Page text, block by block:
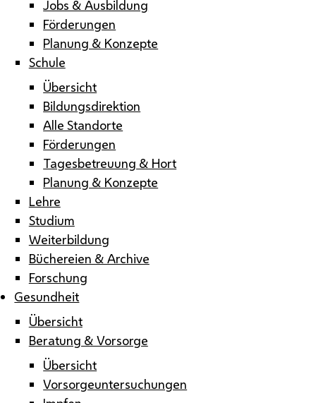
Jobs & Ausbildung
Förderungen
Planung & Konzepte
Schule
Übersicht
Bildungsdirektion
Alle Standorte
Förderungen
Tagesbetreuung & Hort
Planung & Konzepte
Lehre
Studium
Weiterbildung
Büchereien & Archive
Forschung
Gesundheit
Übersicht
Beratung & Vorsorge
Übersicht
Vorsorgeuntersuchungen